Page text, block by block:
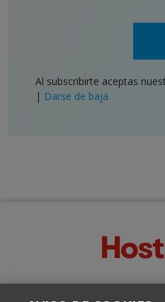
Al subscribirte aceptas
| Darse de baja